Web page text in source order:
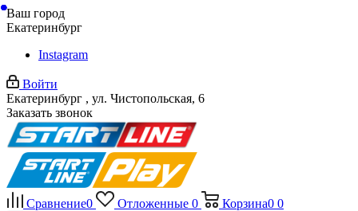
Ваш город
Екатеринбург
Instagram
Войти
Екатеринбург , ул. Чистопольская, 6
Заказать звонок
Сравнение0 Отложенные 0 Корзина0 0